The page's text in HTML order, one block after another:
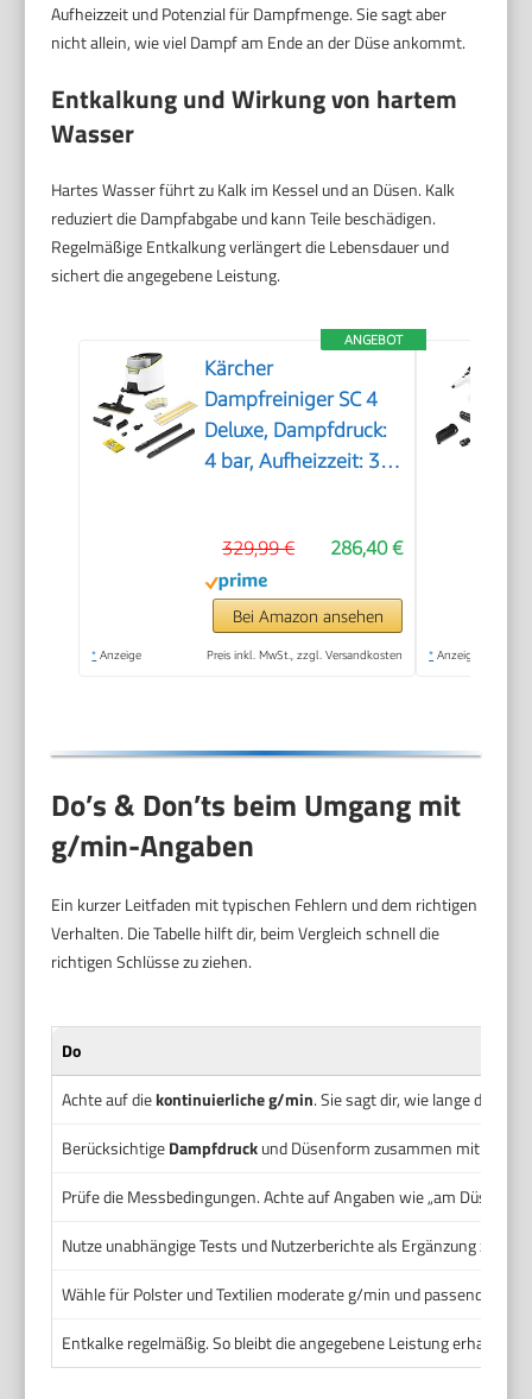
Aufheizzeit und Potenzial für Dampfmenge. Sie sagt aber
nicht allein, wie viel Dampf am Ende an der Düse ankommt.
Entkalkung und Wirkung von hartem
Wasser
Hartes Wasser führt zu Kalk im Kessel und an Düsen. Kalk
reduziert die Dampfabgabe und kann Teile beschädigen.
Regelmäßige Entkalkung verlängert die Lebensdauer und
sichert die angegebene Leistung.
ANGEBOT
Kärcher
Dampfreiniger SC 4
Deluxe, Dampfdruck:
4 bar, Aufheizzeit: 3
inkl.
Bodenreinigungsset
EasyFix, Düsen,
Mikrofaser-Überzug
286,40 €
329,99 €
Bei Amazon ansehen
* Anzeige Preis inkl. MwSt., zzgl. Versandkosten * Anzeige
Do’s & Don’ts beim Umgang mit
g/min-Angaben
Ein kurzer Leitfaden mit typischen Fehlern und dem richtigen
Verhalten. Die Tabelle hilft dir, beim Vergleich schnell die
richtigen Schlüsse zu ziehen.
Do
Achte auf diekontinuierliche g/min. Sie sagt dir, wie lange das
BerücksichtigeDampfdruckund Düsenform zusammen mit der g/
Prüfe die Messbedingungen. Achte auf Angaben wie „am
Nutze unabhängige Tests und Nutzerberichte als Ergänzung zu
Wähle für Polster und Textilien moderate g/min und passende
Entkalke regelmäßig. So bleibt die angegebene Leistung erhalten.